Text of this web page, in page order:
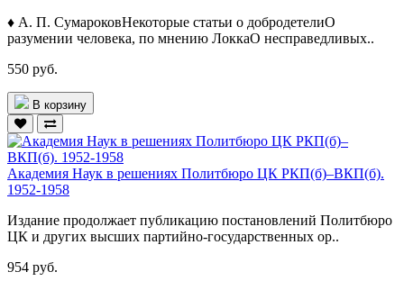
♦ А. П. СумароковНекоторые статьи о добродетелиО
разумении человека, по мнению ЛоккаО несправедливых..
550 руб.
В корзину
Академия Наук в решениях Политбюро ЦК РКП(б)–ВКП(б).
1952-1958
Издание продолжает публикацию постановлений Политбюро
ЦК и других высших партийно-государственных ор..
954 руб.